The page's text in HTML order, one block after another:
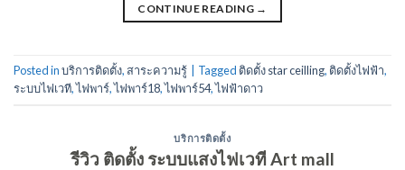
CONTINUE READING →
Posted inบริการติดตั้ง, สาระความรู้ Tagged ติดตั้ง star ceilling, ติดตั้งไฟฟ้า,
ระบบไฟเวที,ไฟพาร์,ไฟพาร์18,ไฟพาร์54,ไฟฟ้าดาว
บริการติดตั้ง
รีวิว ติดตั้ง ระบบแสงไฟเวที Art mall